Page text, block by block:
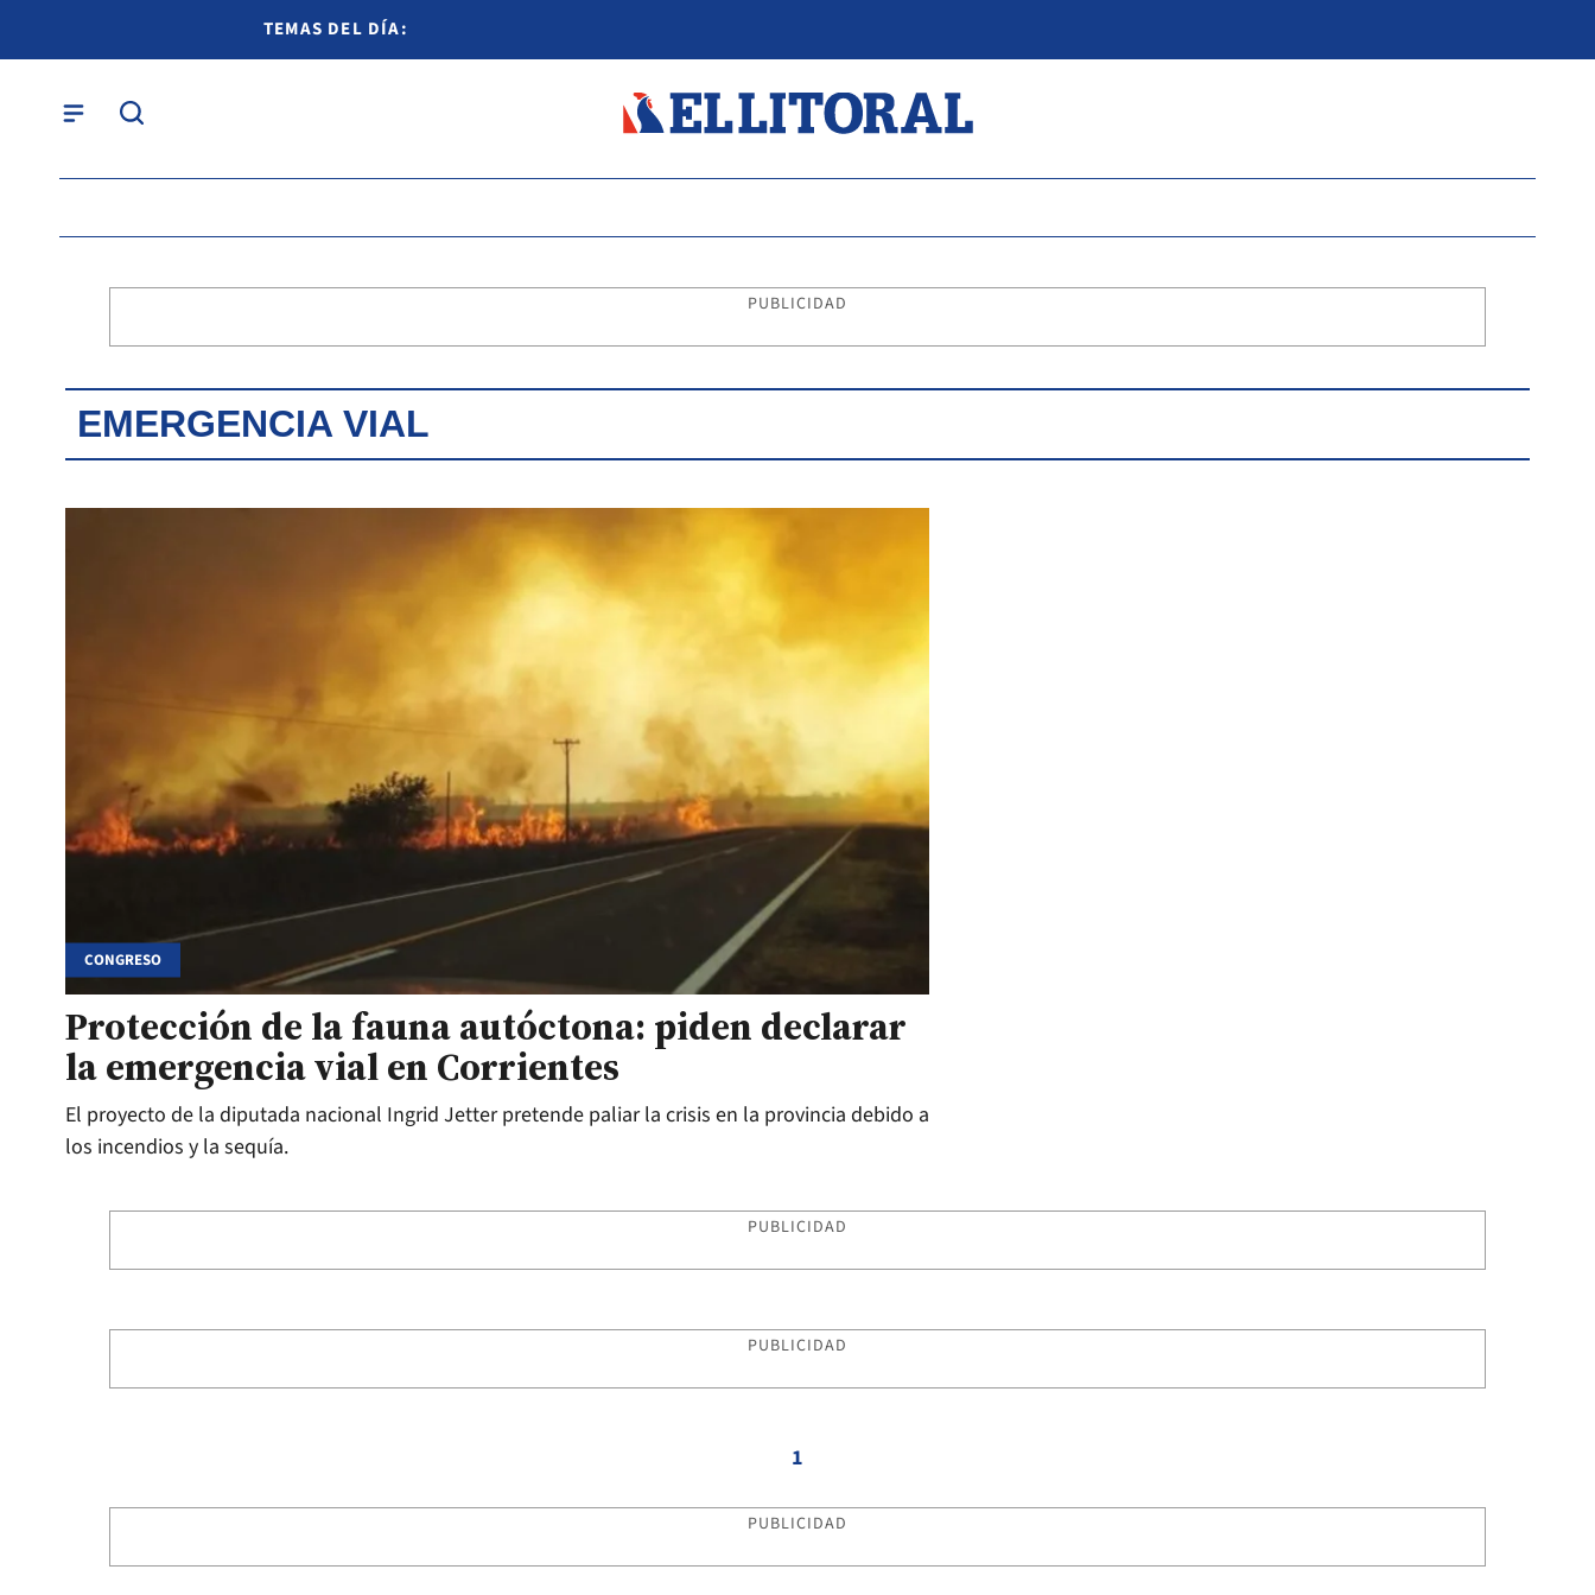
TEMAS DEL DÍA:
PUBLICIDAD
EMERGENCIA VIAL
CONGRESO
Protección de la fauna autóctona: piden declarar
la emergencia vial en Corrientes
El proyecto de la diputada nacional Ingrid Jetter pretende paliar la crisis en la provincia debido a
los incendios y la sequía.
PUBLICIDAD
PUBLICIDAD
1
PUBLICIDAD